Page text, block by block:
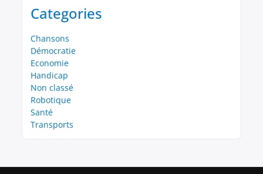
Categories
Chansons
Démocratie
Economie
Handicap
Non classé
Robotique
Santé
Transports